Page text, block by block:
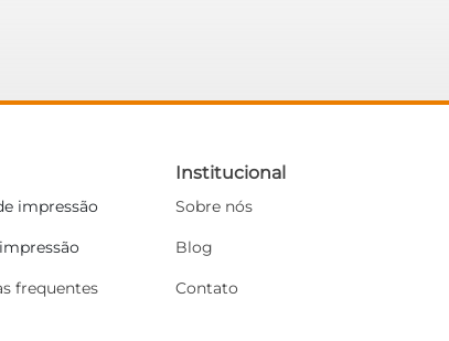
impressão
frequentes
Institucional
Sobre nós
Blog
Contato